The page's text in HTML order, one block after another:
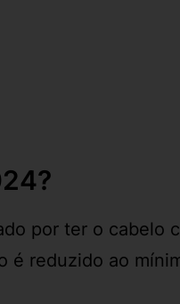
por ter o cabelo
reduzido ao